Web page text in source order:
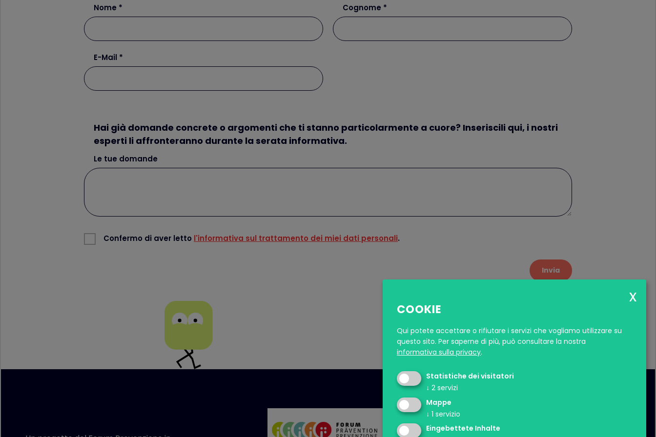
Nome Cognome
E-Mail
Hai già domande concrete o argomenti che ti stanno particolarmente a cuore? Inseriscili qui, i nostri
esperti li affronteranno durante la serata informativa.
Le tue domande
Confermo di aver letto l'informativa sul trattamento dei miei dati personali.
Invia
COOKIE
Qui potete accettare o rifiutare i servizi che vogliamo utilizzare su
questo sito. Per saperne di più, può consultare la nostra
informativa sulla privacy.
Statistiche dei visitatori
↓ 2 servizi
Mappe
↓ 1 servizio
Eingebettete Inhalte